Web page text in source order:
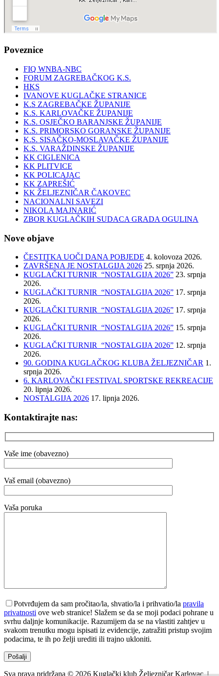
Poveznice
FIQ WNBA-NBC
FORUM ZAGREBAČKOG K.S.
HKS
IVANOVE KUGLAČKE STRANICE
K.S ZAGREBAČKE ŽUPANIJE
K.S. KARLOVAČKE ŽUPANIJE
K.S. OSJEČKO BARANJSKE ŽUPANIJE
K.S. PRIMORSKO GORANSKE ŽUPANIJE
K.S. SISAČKO-MOSLAVAČKE ŽUPANIJE
K.S. VARAŽDINSKE ŽUPANIJE
KK CIGLENICA
KK PLITVICE
KK POLICAJAC
KK ZAPREŠIĆ
KK ŽELJEZNIČAR ČAKOVEC
NACIONALNI SAVEZI
NIKOLA MAJNARIĆ
ZBOR KUGLAČKIH SUDACA GRADA OGULINA
Nove objave
ČESTITKA UOČI DANA POBJEDE 4. kolovoza 2026.
ZAVRŠENA JE NOSTALGIJA 2026 25. srpnja 2026.
KUGLAČKI TURNIR “NOSTALGIJA 2026” 23. srpnja
2026.
KUGLAČKI TURNIR “NOSTALGIJA 2026” 17. srpnja
2026.
KUGLAČKI TURNIR “NOSTALGIJA 2026” 17. srpnja
2026.
KUGLAČKI TURNIR “NOSTALGIJA 2026” 15. srpnja
2026.
KUGLAČKI TURNIR “NOSTALGIJA 2026” 12. srpnja
2026.
90. GODINA KUGLAČKOG KLUBA ŽELJEZNIČAR 1.
srpnja 2026.
6. KARLOVAČKI FESTIVAL SPORTSKE REKREACIJE
20. lipnja 2026.
NOSTALGIJA 2026 17. lipnja 2026.
Kontaktirajte nas:
Vaše ime (obavezno)
Vaš email (obavezno)
Vaša poruka
Potvrđujem da sam pročitao/la, shvatio/la i prihvatio/la pravila
privatnosti ove web stranice! Slažem se da se moji podaci pohrane u
svrhu daljnje komunikacije. Razumijem da se na vlastiti zahtjev u
svakom trenutku mogu ispisati iz evidencije, zatražiti pristup svojim
podacima, te ih po želji urediti ili trajno ukloniti.
Sva prava pridržana © 2026 Kuglački klub Željezničar Karlovac. |